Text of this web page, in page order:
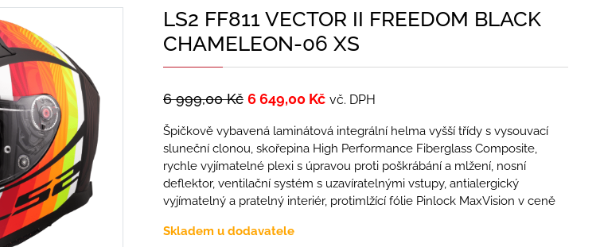
LS2 FF811 VECTOR II FREEDOM BLACK
CHAMELEON-06 XS
6 999,00Kč 6 649,00 Kč vč. DPH
Špičkově vybavená laminátová integrální helma vyšší třídy s vysouvací
sluneční clonou, skořepina High Performance Fiberglass Composite,
rychle vyjímatelné plexi s úpravou proti poškrábání a mlžení, nosní
deflektor, ventilační systém s uzavíratelnými vstupy, antialergický
vyjímatelný a pratelný interiér, protimlžící fólie Pinlock MaxVision v ceně
Skladem u dodavatele